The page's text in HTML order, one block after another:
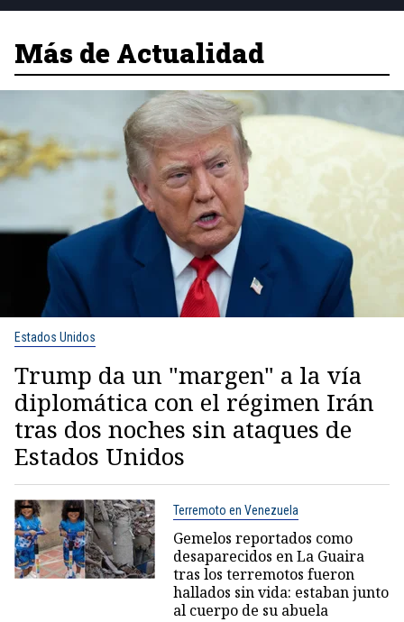
Más de Actualidad
Estados Unidos
Trump da un "margen" a la vía
diplomática con el régimen Irán
tras dos noches sin ataques de
Estados Unidos
Terremoto en Venezuela
Gemelos reportados como
desaparecidos en La Guaira
tras los terremotos fueron
hallados sin vida: estaban junto
al cuerpo de su abuela